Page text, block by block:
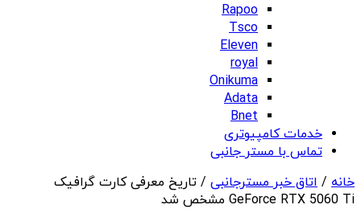
Rapoo
Tsco
Eleven
royal
Onikuma
Adata
Bnet
خدمات کامپیوتری
تماس با مستر جانبی
خانه / اتاق خبر مسترجانبی / تاریخ معرفی کارت گرافیک
GeForce RTX 5060 Ti مشخص شد